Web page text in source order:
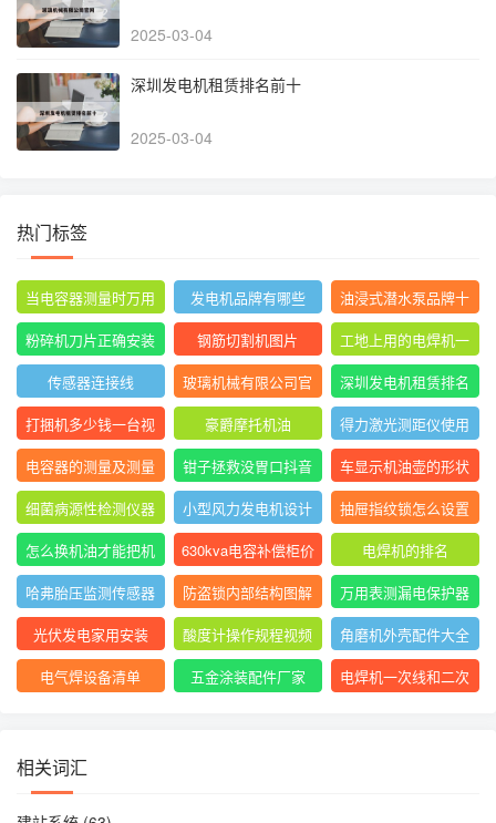
2025-03-04
深圳发电机租赁排名前十
2025-03-04
热门标签
当电容器测量时万用
表指针摆动后停止不
动
发电机品牌有哪些
油浸式潜水泵品牌十
大排名
粉碎机刀片正确安装
方法图
钢筋切割机图片
工地上用的电焊机一
般是直流还是交流
传感器连接线
玻璃机械有限公司官
网
深圳发电机租赁排名
前十
打捆机多少钱一台视
频
豪爵摩托机油
得力激光测距仪使用
方法
电容器的测量及测量
结果怎么写
钳子拯救没胃口抖音
车显示机油壶的形状
是什么意思
细菌病源性检测仪器
是什么
小型风力发电机设计
与制作
抽屉指纹锁怎么设置
指纹
怎么换机油才能把机
油放干净
630kva电容补偿柜价
格
电焊机的排名
哈弗胎压监测传感器
防盗锁内部结构图解
图片
万用表测漏电保护器
短路怎么回事
光伏发电家用安装 酸度计操作规程视频
角磨机外壳配件大全
电气焊设备清单
五金涂装配件厂家
电焊机一次线和二次
相关词汇